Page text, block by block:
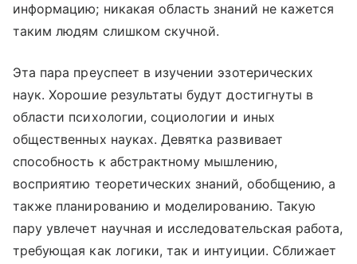
информацию; никакая область знаний не кажется
таким людям слишком скучной.
Эта пара преуспеет в изучении эзотерических
наук. Хорошие результаты будут достигнуты в
области психологии, социологии и иных
общественных науках. Девятка развивает
способность к абстрактному мышлению,
восприятию теоретических знаний, обобщению, а
также планированию и моделированию. Такую
пару увлечет научная и исследовательская работа,
требующая как логики, так и интуиции. Сближает